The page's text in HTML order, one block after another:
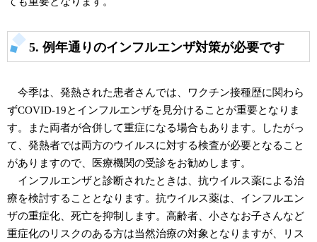
5. 例年通りのインフルエンザ対策が必要です
今季は、発熱された患者さんでは、ワクチン接種歴に関わら
ずCOVID-19とインフルエンザを見分けることが重要となりま
す。また両者が合併して重症になる場合もあります。したがっ
て、発熱者では両方のウイルスに対する検査が必要となること
がありますので、医療機関の受診をお勧めします。
インフルエンザと診断されたときは、抗ウイルス薬による治
療を検討することとなります。抗ウイルス薬は、インフルエン
ザの重症化、死亡を抑制します。高齢者、小さなお子さんなど
重症化のリスクのある方は当然治療の対象となりますが、リス